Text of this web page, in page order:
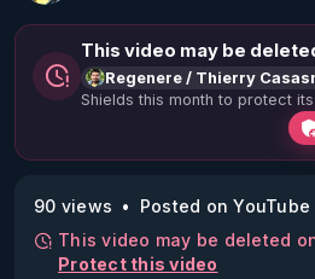
This video may be
Regenere / Thierry
Shields this month to protect
90 views
Posted on
This video may be deleted
Protect this video